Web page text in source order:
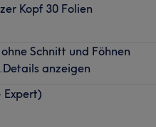
Kopf 30 Folien
Schnitt und Föhnen
Details anzeigen
Expert)